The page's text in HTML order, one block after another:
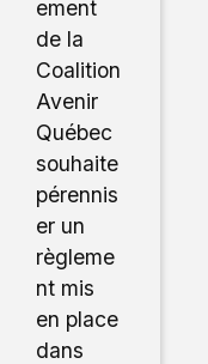
ement
de la
Coalition
Avenir
Québec
souhaite
pérennis
er un
règleme
nt mis
en place
dans